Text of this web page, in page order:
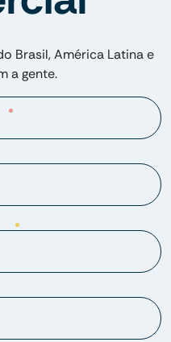
Brasil, América Latina e
a gente.